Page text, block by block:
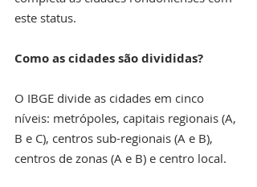
este status.
Como as cidades são divididas?
O IBGE divide as cidades em cinco
níveis: metrópoles, capitais regionais (A,
B e C), centros sub-regionais (A e B),
centros de zonas (A e B) e centro local.